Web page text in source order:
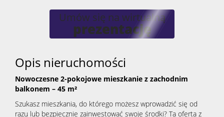
Umów się na wirtualną
prezentację
Opis nieruchomości
Nowoczesne 2-pokojowe mieszkanie z zachodnim
balkonem – 45 m²
Szukasz mieszkania, do którego możesz wprowadzić się od
razu lub bezpiecznie zainwestować swoje środki? Ta oferta z